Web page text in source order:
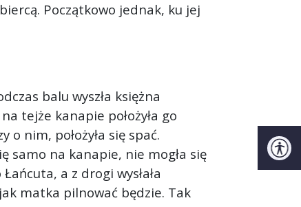
Początkowo jednak, ku jej
balu wyszła księżna
tejże kanapie położyła go
nim, położyła się spać.
samo na kanapie, nie mogła się
a z drogi wysłała
matka pilnować będzie. Tak